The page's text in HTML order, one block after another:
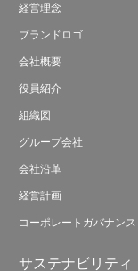
経営理念
ブランドロゴ
会社概要
役員紹介
組織図
グループ会社
会社沿革
経営計画
コーポレートガバナンス
サステナビリティ